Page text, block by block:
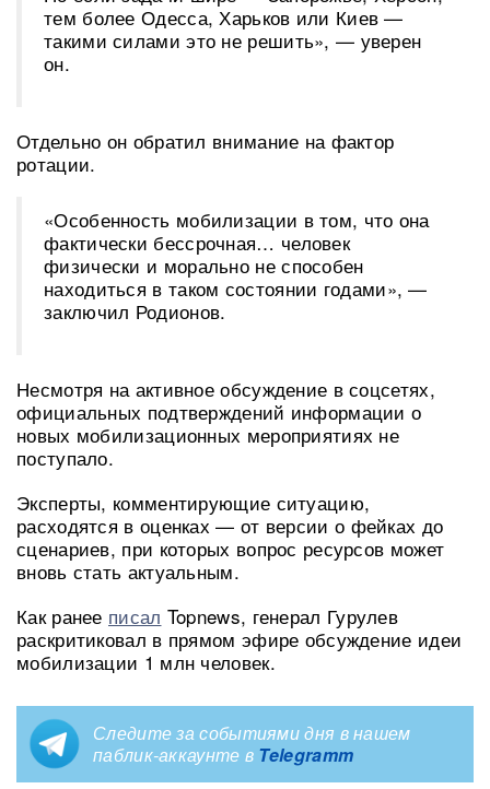
тем более Одесса, Харьков или Киев —
такими силами это не решить», — уверен
он.
Отдельно он обратил внимание на фактор
ротации.
«Особенность мобилизации в том, что она
фактически бессрочная… человек
физически и морально не способен
находиться в таком состоянии годами», —
заключил Родионов.
Несмотря на активное обсуждение в соцсетях,
официальных подтверждений информации о
новых мобилизационных мероприятиях не
поступало.
Эксперты, комментирующие ситуацию,
расходятся в оценках — от версии о фейках до
сценариев, при которых вопрос ресурсов может
вновь стать актуальным.
Как ранее писал Topnews, генерал Гурулев
раскритиковал в прямом эфире обсуждение идеи
мобилизации 1 млн человек.
Следите за событиями дня в нашем
паблик-аккаунте в Telegramm